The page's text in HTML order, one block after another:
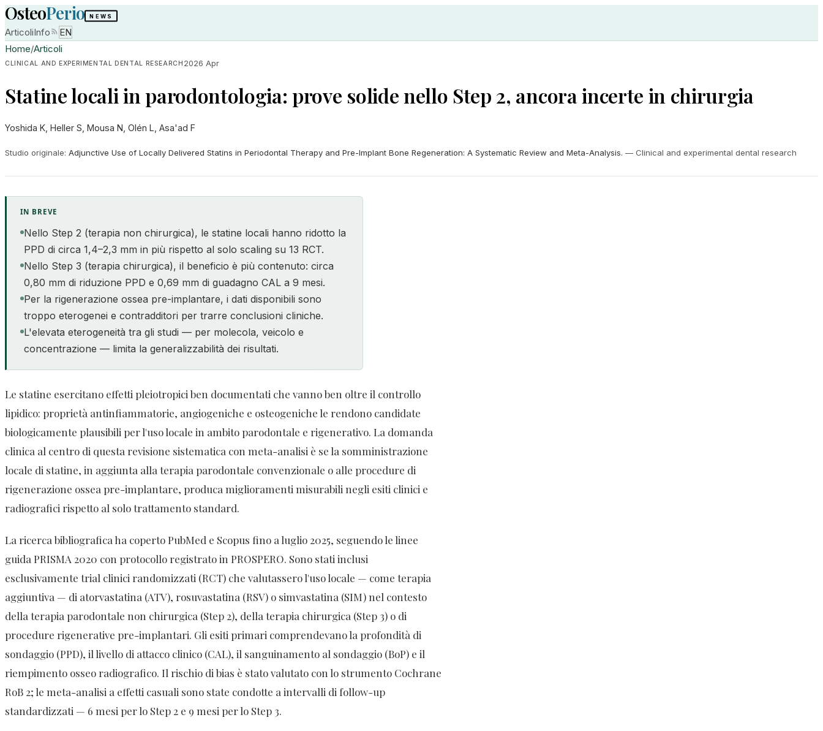
OsteoPerio NEWS
ArticoliInfo
EN
Home/Articoli
CLINICAL AND EXPERIMENTAL DENTAL RESEARCH 2026 Apr
Statine locali in parodontologia: prove solide nello Step 2, ancora incerte in chirurgia
Yoshida K, Heller S, Mousa N, Olén L, Asa'ad F
Studio originale: Adjunctive Use of Locally Delivered Statins in Periodontal Therapy and Pre-Implant Bone Regeneration: A Systematic Review and Meta-Analysis. — Clinical and experimental dental research
IN BREVE
Nello Step 2 (terapia non chirurgica), le statine locali hanno ridotto la
PPD di circa 1,4–2,3 mm in più rispetto al solo scaling su 13 RCT.
Nello Step 3 (terapia chirurgica), il beneficio è più contenuto: circa
0,80 mm di riduzione PPD e 0,69 mm di guadagno CAL a 9 mesi.
Per la rigenerazione ossea pre-implantare, i dati disponibili sono
troppo eterogenei e contradditori per trarre conclusioni cliniche.
L'elevata eterogeneità tra gli studi — per molecola, veicolo e
concentrazione — limita la generalizzabilità dei risultati.
Le statine esercitano effetti pleiotropici ben documentati che vanno ben oltre il controllo
lipidico: proprietà antinfiammatorie, angiogeniche e osteogeniche le rendono candidate
biologicamente plausibili per l'uso locale in ambito parodontale e rigenerativo. La domanda
clinica al centro di questa revisione sistematica con meta-analisi è se la somministrazione
locale di statine, in aggiunta alla terapia parodontale convenzionale o alle procedure di
rigenerazione ossea pre-implantare, produca miglioramenti misurabili negli esiti clinici e
radiografici rispetto al solo trattamento standard.
La ricerca bibliografica ha coperto PubMed e Scopus fino a luglio 2025, seguendo le linee
guida PRISMA 2020 con protocollo registrato in PROSPERO. Sono stati inclusi
esclusivamente trial clinici randomizzati (RCT) che valutassero l'uso locale — come terapia
aggiuntiva — di atorvastatina (ATV), rosuvastatina (RSV) o simvastatina (SIM) nel contesto
della terapia parodontale non chirurgica (Step 2), della terapia chirurgica (Step 3) o di
procedure rigenerative pre-implantari. Gli esiti primari comprendevano la profondità di
sondaggio (PPD), il livello di attacco clinico (CAL), il sanguinamento al sondaggio (BoP) e il
riempimento osseo radiografico. Il rischio di bias è stato valutato con lo strumento Cochrane
RoB 2; le meta-analisi a effetti casuali sono state condotte a intervalli di follow-up
standardizzati — 6 mesi per lo Step 2 e 9 mesi per lo Step 3.